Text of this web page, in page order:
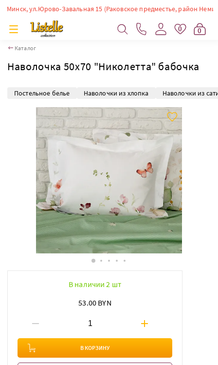
ул.Юрово-Завальная 15 (Раковское предместье, район
0 0
Каталог
Наволочка 50х70 "Николетта" бабочка
Постельное белье Наволочки из хлопка Наволочки из
В наличии 2 шт
53.00 BYN
В КОРЗИНУ